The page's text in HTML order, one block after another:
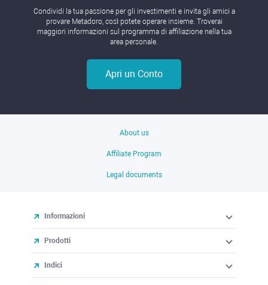
Condividi la tua passione per gli investimenti e invita gli amici a
provare Metadoro, così potete operare insieme. Troverai
maggiori informazioni sul programma di affiliazione nella tua
area personale.
Apri un Conto
About us
Affiliate Program
Legal documents
Informazioni
Prodotti
Indici